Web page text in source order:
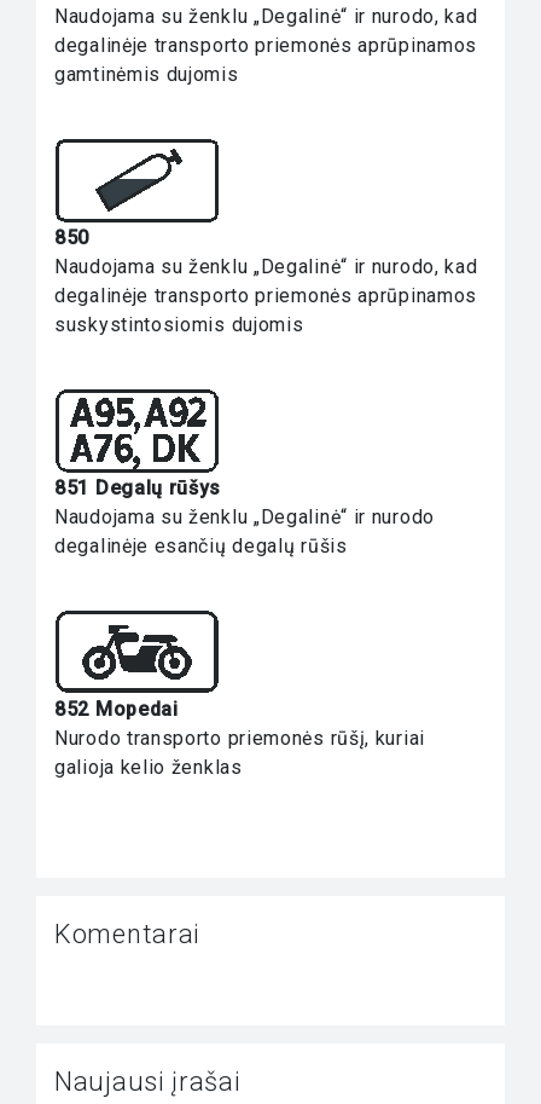
Naudojama su ženklu „Degalinė“ ir nurodo, kad
degalinėje transporto priemonės aprūpinamos
gamtinėmis dujomis
850
Naudojama su ženklu „Degalinė“ ir nurodo, kad
degalinėje transporto priemonės aprūpinamos
suskystintosiomis dujomis
851 Degalų rūšys
Naudojama su ženklu „Degalinė“ ir nurodo
degalinėje esančių degalų rūšis
852 Mopedai
Nurodo transporto priemonės rūšį, kuriai
galioja kelio ženklas
Komentarai
Naujausi įrašai